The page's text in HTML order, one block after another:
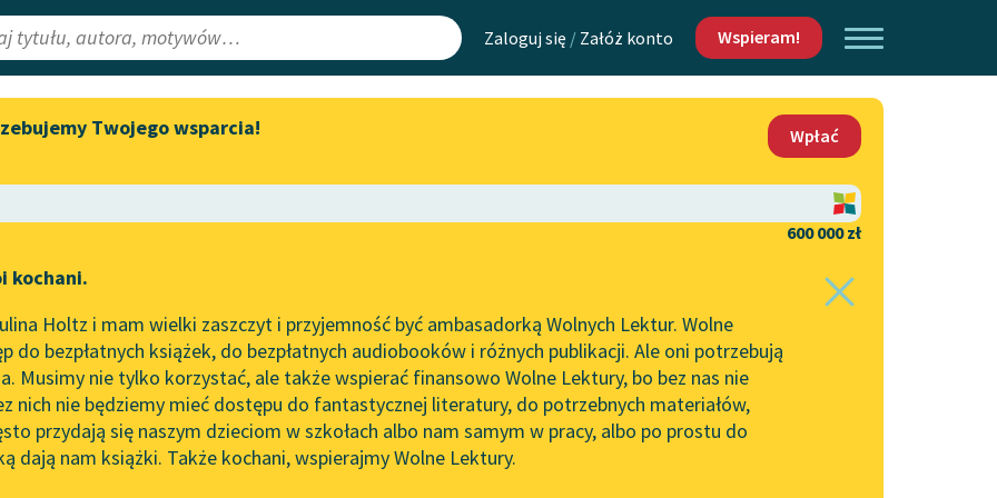
Zaloguj się / Załóż konto Wspieram!
Lektury
redakcyjne
Aktualności
„Prokurator Alicja Horn” do
literatury skandynawskiej
Spotkanie z Katarzyną Tunkiel
w Oslo
102. lata temu zmarł Joseph
Conrad
Mapa Wolnych Lektur
Leśmianator
API
OAI-PMH
Widget Wolnych Lektur
Kontakt
O projekcie
Zasady wykorzystania
Wolnych Lektur
Logotypy
Materiały promocyjne
Twojego wsparcia!
Wpłać
600 000 zł
kochani.
Holtz i mam wielki zaszczyt i przyjemność być ambasadorką Wolnych Lektur. Wolne
do bezpłatnych książek, do bezpłatnych audiobooków i różnych publikacji. Ale oni potrzebują
Musimy nie tylko korzystać, ale także wspierać finansowo Wolne Lektury, bo bez nas nie
nich nie będziemy mieć dostępu do fantastycznej literatury, do potrzebnych materiałów,
przydają się naszym dzieciom w szkołach albo nam samym w pracy, albo po prostu do
dają nam książki. Także kochani, wspierajmy Wolne Lektury.
powieść fantastyczna✖